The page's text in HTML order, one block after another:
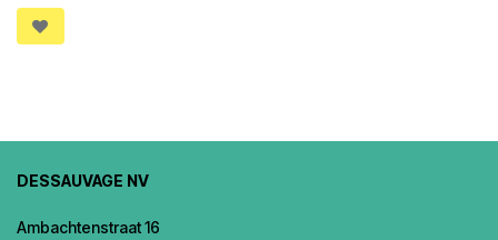
DESSAUVAGE NV
Ambachtenstraat 16